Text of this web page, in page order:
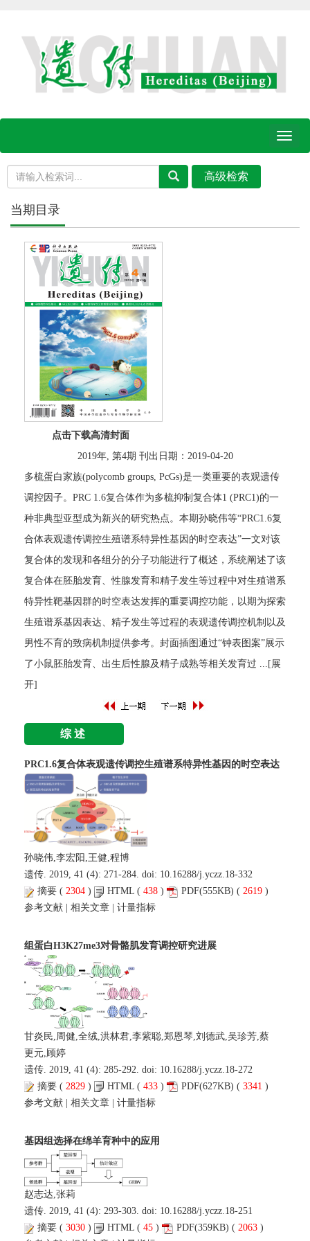
Toggle
当期目录
点击下载高清封面
2019年, 第4期 刊出日期：2019-04-20
多梳蛋白家族(polycomb groups, PcGs)是一类重要的表观遗传
调控因子。PRC 1.6复合体作为多梳抑制复合体1 (PRC1)的一
种非典型亚型成为新兴的研究热点。本期孙晓伟等“PRC1.6复
合体表观遗传调控生殖谱系特异性基因的时空表达”一文对该
复合体的发现和各组分的分子功能进行了概述，系统阐述了该
复合体在胚胎发育、性腺发育和精子发生等过程中对生殖谱系
特异性靶基因群的时空表达发挥的重要调控功能，以期为探索
生殖谱系基因表达、精子发生等过程的表观遗传调控机制以及
男性不育的致病机制提供参考。封面插图通过“钟表图案”展示
了小鼠胚胎发育、出生后性腺及精子成熟等相关发育过
...[展
开]
综述
PRC1.6复合体表观遗传调控生殖谱系特异性基因的时空表达
孙晓伟,李宏阳,王健,程博
遗传. 2019, 41 (4): 271-284. doi: 10.16288/j.yczz.18-332
摘要 ( 2304 ) HTML ( 438 ) PDF(555KB) ( 2619 )
参考文献
相关文章 计量指标
组蛋白H3K27me3对骨骼肌发育调控研究进展
甘炎民,周健,全绒,洪林君,李紫聪,郑恩琴,刘德武,吴珍芳,蔡
更元,顾婷
遗传. 2019, 41 (4): 285-292. doi: 10.16288/j.yczz.18-272
摘要 ( 2829 ) HTML ( 433 ) PDF(627KB) ( 3341 )
参考文献 | 相关文章 | 计量指标
基因组选择在绵羊育种中的应用
赵志达,张莉
遗传. 2019, 41 (4): 293-303. doi: 10.16288/j.yczz.18-251
摘要 ( 3030 ) HTML ( 45 ) PDF(359KB) ( 2063 )